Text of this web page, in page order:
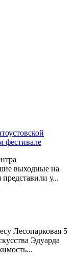
фестивале
выходные на
у...
Лесопарковая 5
Эдуарда